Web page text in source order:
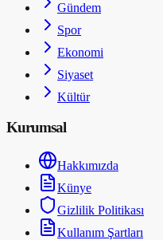
Gündem
Spor
Ekonomi
Siyaset
Kültür
Kurumsal
Hakkımızda
Künye
Gizlilik Politikası
Kullanım Şartları